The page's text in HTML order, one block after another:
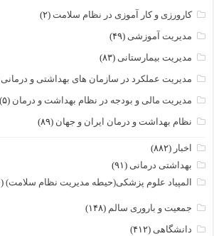
کارورزی و کار آموزی در نظام سلامت (۲)
مدیریت آموزشی (۴۹)
مدیریت بیمارستانی (۸۳)
مدیریت عملکرد در سازمان های بهداشتی و درمانی
مدیریت مالی و بودجه در نظام بهداشت و درمان (۵)
نظام بهداشت و درمان ایران و جهان (۸۹)
اخبار (۸۸۲)
بهداشتی درمانی (۹۱)
المپیاد علوم پزشکی(حیطه مدیریت نظام سلامت) (۶)
جمعیت و باروری سالم (۱۴۸)
دانشگاهی (۴۱۲)